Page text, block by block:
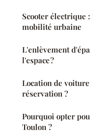
Scooter électrique
mobilité urbaine
L'enlèvement
l'espace ?
Location de
réservation ?
Pourquoi opter
Toulon ?